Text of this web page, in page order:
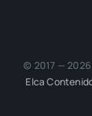
© 2017 — 2026
Elca